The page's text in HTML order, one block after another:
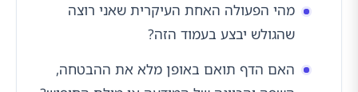
מהי הפעולה האחת העיקרית שאני רוצה
שהגולש יבצע בעמוד הזה?
האם הדף תואם באופן מלא את ההבטחה,